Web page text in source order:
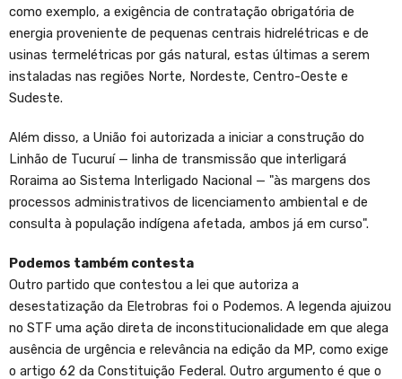
como exemplo, a exigência de contratação obrigatória de
energia proveniente de pequenas centrais hidrelétricas e de
usinas termelétricas por gás natural, estas últimas a serem
instaladas nas regiões Norte, Nordeste, Centro-Oeste e
Sudeste.
Além disso, a União foi autorizada a iniciar a construção do
Linhão de Tucuruí — linha de transmissão que interligará
Roraima ao Sistema Interligado Nacional — "às margens dos
processos administrativos de licenciamento ambiental e de
consulta à população indígena afetada, ambos já em curso".
Podemos também contesta
Outro partido que contestou a lei que autoriza a
desestatização da Eletrobras foi o Podemos. A legenda ajuizou
no STF uma ação direta de inconstitucionalidade em que alega
ausência de urgência e relevância na edição da MP, como exige
o artigo 62 da Constituição Federal. Outro argumento é que o